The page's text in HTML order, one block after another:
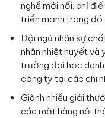
nghề mới nổi, chỉ
triển mạnh trong đó
Đội ngũ nhân sự
nhân nhiệt huyết
trường đại học
công ty tại các chi
Giành nhiều giải
các mặt hàng nội